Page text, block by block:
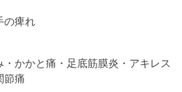
の痺れ
かかと痛・足底筋膜炎・アキレス
節痛